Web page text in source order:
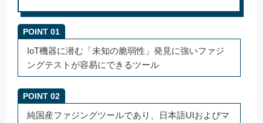
POINT 01
IoT機器に潜む「未知の脆弱性」発見に強いファジ
ングテストが容易にできるツール
POINT 02
純国産ファジングツールであり、日本語UIおよびマ